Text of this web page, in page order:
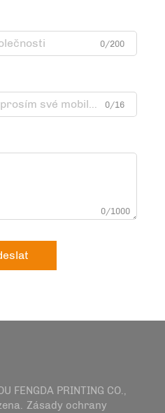
0/200
0/16
0/1000
FENGDA PRINTING CO.,
Zásady ochrany